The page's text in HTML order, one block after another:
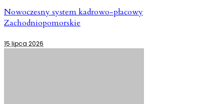
Nowoczesny system kadrowo-płacowy
Zachodniopomorskie
15 lipca 2026